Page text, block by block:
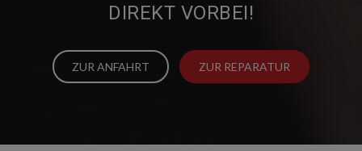
DIREKT VORBEI!
ZUR ANFAHRT ZUR REPARATUR